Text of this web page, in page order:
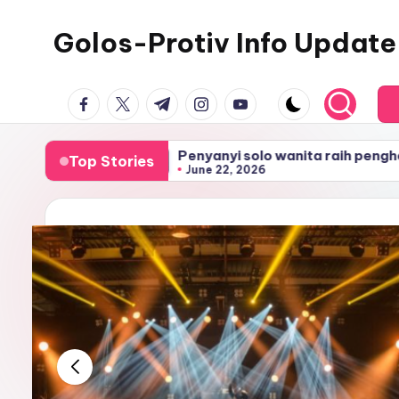
Golos-Protiv Info
facebook.com
twitter.com
t.me instagram.com
youtube.com
Top Stories
Penyanyi solo wanita raih penghargaan musik
June 22, 2026